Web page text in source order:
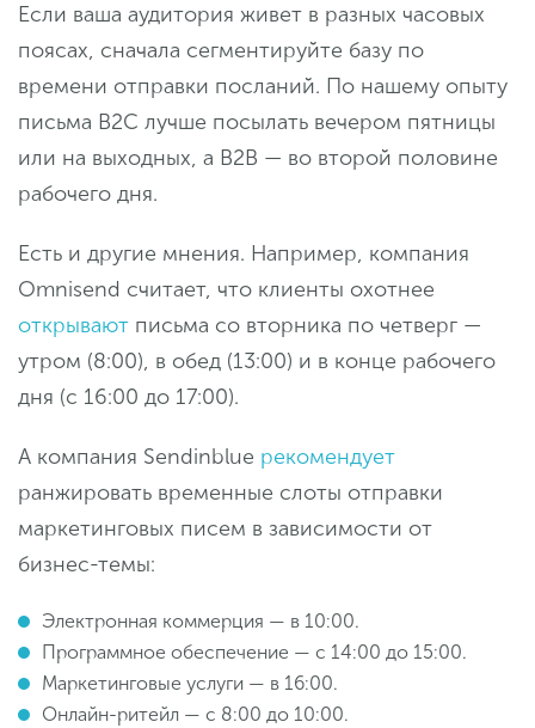
Если ваша аудитория живет в разных часовых
поясах, сначала сегментируйте базу по
времени отправки посланий. По нашему опыту
письма B2С лучше посылать вечером пятницы
или на выходных, а B2B — во второй половине
рабочего дня.
Есть и другие мнения. Например, компания
Omnisend считает, что клиенты охотнее
открывают письма со вторника по четверг —
утром (8:00), в обед (13:00) и в конце рабочего
дня (с 16:00 до 17:00).
А компания Sendinblue рекомендует
ранжировать временные слоты отправки
маркетинговых писем в зависимости от
бизнес-темы:
Электронная коммерция — в 10:00.
Программное обеспечение — с 14:00 до 15:00.
Маркетинговые услуги — в 16:00.
Онлайн-ритейл — с 8:00 до 10:00.